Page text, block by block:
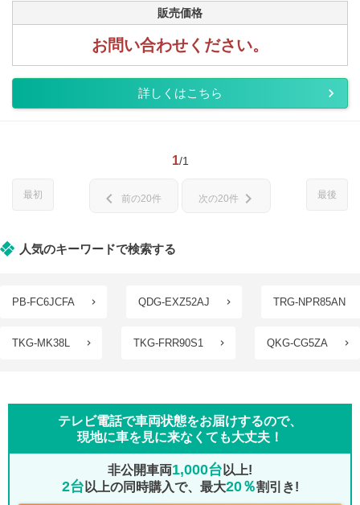
販売価格
お問い合わせください。
詳しくはこちら
1/1
最初 最後
chevron_left 前の20件 次の20件 chevron_right
人気のキーワードで検索する
PB-FC6JCFA QDG-EXZ52AJ TRG-NPR85AN
TKG-MK38L TKG-FRR90S1 QKG-CG5ZA
テレビ電話で車両状態をお届けするので、
現地に車を見に来なくても大丈夫！
非公開車両1,000台 以上!
2台 以上の同時購入で、最大20％割引き!